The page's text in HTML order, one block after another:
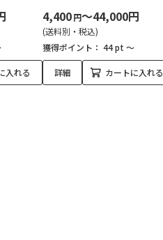
入れる
4,400円～44,000円
(送料別・税込)
獲得ポイント： 44 pt ～
詳細 カートに入れる